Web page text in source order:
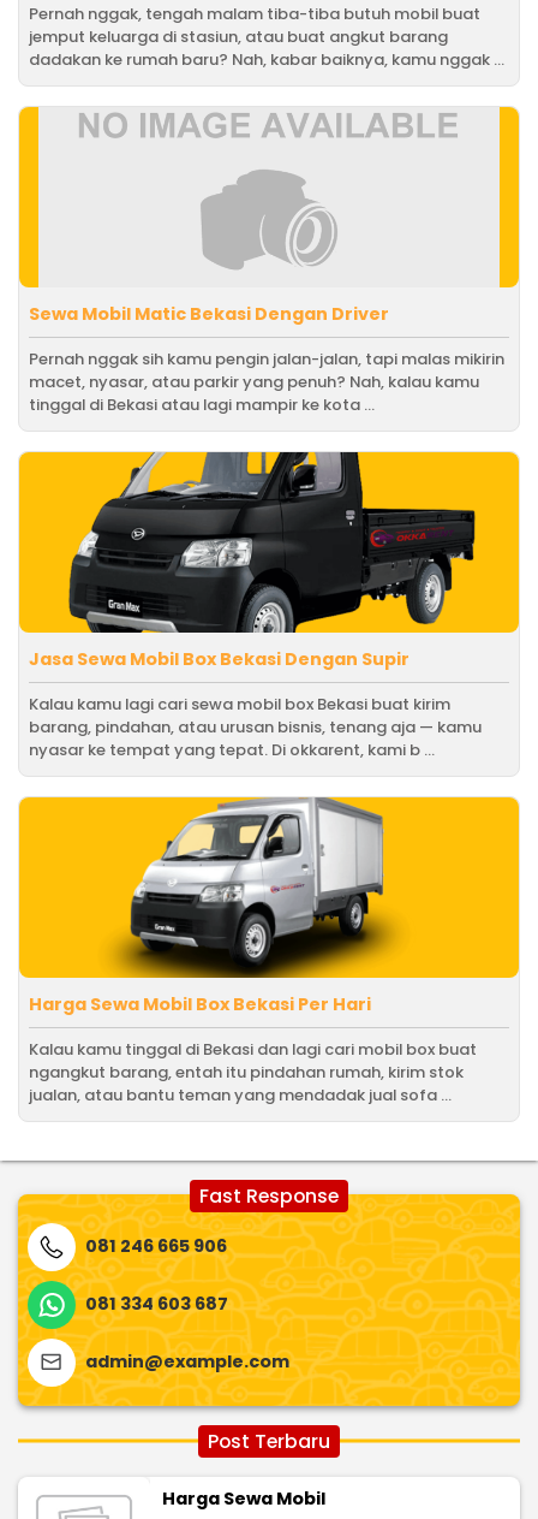
Pernah nggak, tengah malam tiba-tiba butuh mobil buat
jemput keluarga di stasiun, atau buat angkut barang
dadakan ke rumah baru? Nah, kabar baiknya, kamu nggak ...
Sewa Mobil Matic Bekasi Dengan Driver
Pernah nggak sih kamu pengin jalan-jalan, tapi malas mikirin
macet, nyasar, atau parkir yang penuh? Nah, kalau kamu
tinggal di Bekasi atau lagi mampir ke kota ...
Jasa Sewa Mobil Box Bekasi Dengan Supir
Kalau kamu lagi cari sewa mobil box Bekasi buat kirim
barang, pindahan, atau urusan bisnis, tenang aja — kamu
nyasar ke tempat yang tepat. Di okkarent, kami b ...
Harga Sewa Mobil Box Bekasi Per Hari
Kalau kamu tinggal di Bekasi dan lagi cari mobil box buat
ngangkut barang, entah itu pindahan rumah, kirim stok
jualan, atau bantu teman yang mendadak jual sofa ...
Fast Response
081 246 665 906
081 334 603 687
admin@example.com
Post Terbaru
Harga Sewa Mobil